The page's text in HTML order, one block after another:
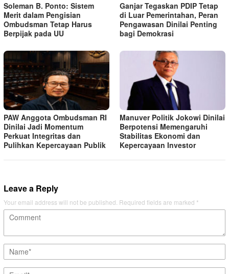
Soleman B. Ponto: Sistem
Merit dalam Pengisian
Ombudsman Tetap Harus
Berpijak pada UU
Ganjar Tegaskan PDIP Tetap
di Luar Pemerintahan, Peran
Pengawasan Dinilai Penting
bagi Demokrasi
PAW Anggota Ombudsman RI
Dinilai Jadi Momentum
Perkuat Integritas dan
Pulihkan Kepercayaan Publik
Manuver Politik Jokowi Dinilai
Berpotensi Memengaruhi
Stabilitas Ekonomi dan
Kepercayaan Investor
Leave a Reply
Your email address will not be published. Required fields are marked *